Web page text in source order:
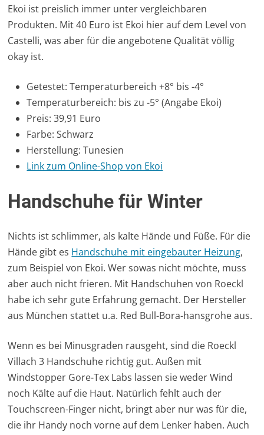
Ekoi ist preislich immer unter vergleichbaren
Produkten. Mit 40 Euro ist Ekoi hier auf dem Level von
Castelli, was aber für die angebotene Qualität völlig
okay ist.
Getestet: Temperaturbereich +8° bis -4°
Temperaturbereich: bis zu -5° (Angabe Ekoi)
Preis: 39,91 Euro
Farbe: Schwarz
Herstellung: Tunesien
Link zum Online-Shop von Ekoi
Handschuhe für Winter
Nichts ist schlimmer, als kalte Hände und Füße. Für die
Hände gibt es Handschuhe mit eingebauter Heizung,
zum Beispiel von Ekoi. Wer sowas nicht möchte, muss
aber auch nicht frieren. Mit Handschuhen von Roeckl
habe ich sehr gute Erfahrung gemacht. Der Hersteller
aus München stattet u.a. Red Bull-Bora-hansgrohe aus.
Wenn es bei Minusgraden rausgeht, sind die Roeckl
Villach 3 Handschuhe richtig gut. Außen mit
Windstopper Gore-Tex Labs lassen sie weder Wind
noch Kälte auf die Haut. Natürlich fehlt auch der
Touchscreen-Finger nicht, bringt aber nur was für die,
die ihr Handy noch vorne auf dem Lenker haben. Auch